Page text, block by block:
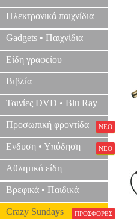
Ηλεκτρονικά παιχνίδια
Gadgets • Παιχνίδια
Είδη γραφείου
Βιβλία
Ταινίες DVD • Blu Ray
Προσωπική φροντίδα ΝΕΟ
Ενδυση • Υπόδηση ΝΕΟ
Αθλητικά είδη
Βρεφικά • Παιδικά
Crazy Sundays ΠΡΟΣΦΟΡΕΣ